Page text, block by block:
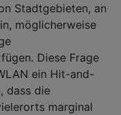
Stadtgebieten, an
möglicherweise
Diese Frage
ein Hit-and-
dass die
marginal